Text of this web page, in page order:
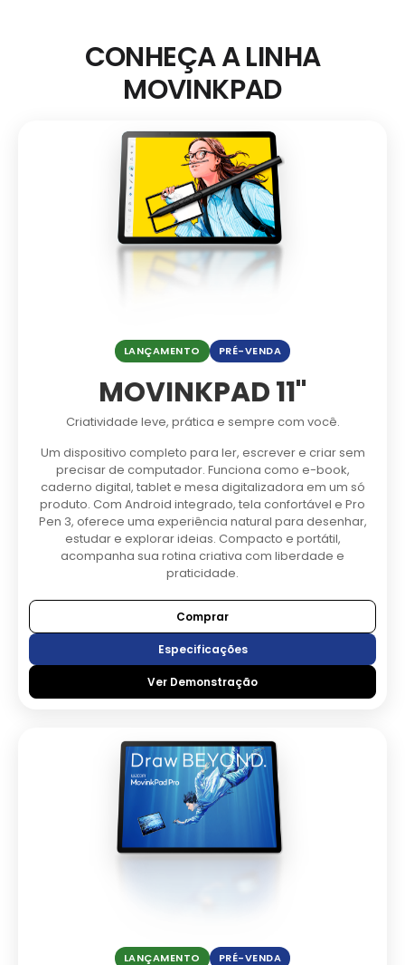
CONHEÇA A LINHA
MOVINKPAD
LANÇAMENTO PRÉ-VENDA
MOVINKPAD 11"
Criatividade leve, prática e sempre com você.
Um dispositivo completo para ler, escrever e criar sem
precisar de computador. Funciona como e-book,
caderno digital, tablet e mesa digitalizadora em um só
produto. Com Android integrado, tela confortável e Pro
Pen 3, oferece uma experiência natural para desenhar,
estudar e explorar ideias. Compacto e portátil,
acompanha sua rotina criativa com liberdade e
praticidade.
Comprar
Especificações
Ver Demonstração
LANÇAMENTO PRÉ-VENDA